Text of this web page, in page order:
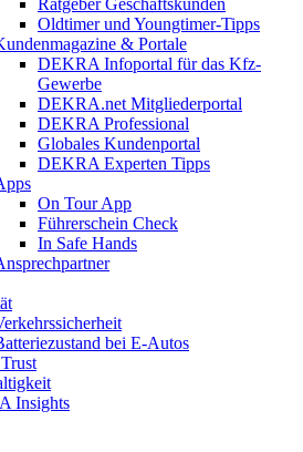
Oldtimer und Youngtimer-Tipps
& Portale
DEKRA Infoportal für das Kfz-
Gewerbe
DEKRA.net Mitgliederportal
DEKRA Professional
Globales Kundenportal
DEKRA Experten Tipps
On Tour App
Führerschein Check
In Safe Hands
bei E-Autos
Insights